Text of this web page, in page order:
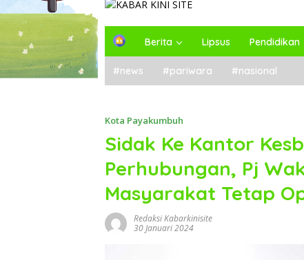
H
e
Berita Lipsus Pendidikan
#news #pariwara #nasional
Kota Payakumbuh
Sidak Ke Kantor
Perhubungan, Pj
Masyarakat Tetap
Redaksi Kabarkinisite
30 Januari 2024